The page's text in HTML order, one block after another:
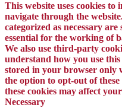
This website uses cookies
navigate through the
categorized as necessary
essential for the working of
We also use third-party
understand how you use
stored in your browser only
the option to opt-out of
these cookies may affect
Necessary